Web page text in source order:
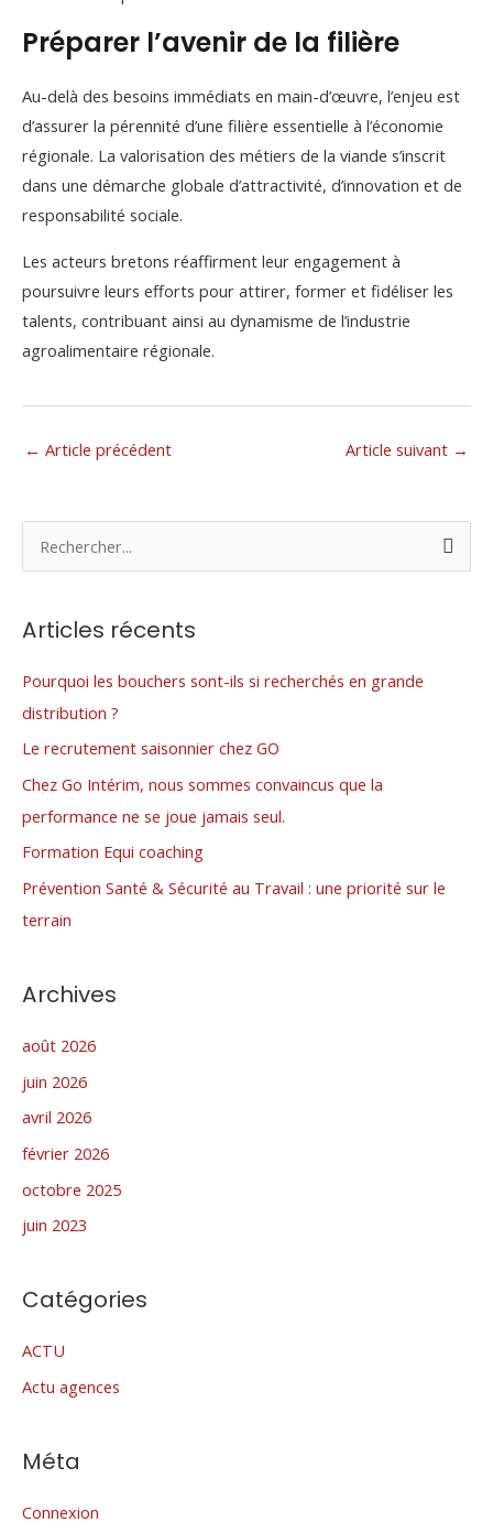
Préparer l’avenir de la filière
Au-delà des besoins immédiats en main-d’œuvre, l’enjeu est
d’assurer la pérennité d’une filière essentielle à l’économie
régionale. La valorisation des métiers de la viande s’inscrit
dans une démarche globale d’attractivité, d’innovation et de
responsabilité sociale.
Les acteurs bretons réaffirment leur engagement à
poursuivre leurs efforts pour attirer, former et fidéliser les
talents, contribuant ainsi au dynamisme de l’industrie
agroalimentaire régionale.
← Article précédent Article suivant →
h
e
r
c
:
Articles récents
Pourquoi les bouchers sont-ils si recherchés en grande
distribution ?
Le recrutement saisonnier chez GO
Chez Go Intérim, nous sommes convaincus que la
performance ne se joue jamais seul.
Formation Equi coaching
Prévention Santé & Sécurité au Travail : une priorité sur le
terrain
Archives
août 2026
juin 2026
avril 2026
février 2026
octobre 2025
juin 2023
Catégories
ACTU
Actu agences
Méta
Connexion